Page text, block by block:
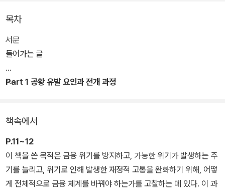
이 책의 저자는 미국 정부가 공황을 유발하거나 조장한다고 주장한
다. 공황이 잘못된 정부 정책으로 일어난다는 것이다. 하지만 이런 위
기가 알려질 때 정치적 언어와 뒤얽혀 진실이 교묘하게 가려진다고
발하는지, 이로 인해 발생한 경제적 고통을 완화하기 위해 어떻게 금
목차
서문
들어가는 글
Part 1 공황 유발 요인과 전개 과정
책속에서
P.11~12
이 책을 쓴 목적은 금융 위기를 방지하고, 가능한 위기가 발생하는 주
기를 늘리고, 위기로 인해 발생한 재정적 고통을 완화하기 위해, 어떻
게 전체적으로 금융 체계를 바꿔야 하는가를 고찰하는 데 있다. 이 과